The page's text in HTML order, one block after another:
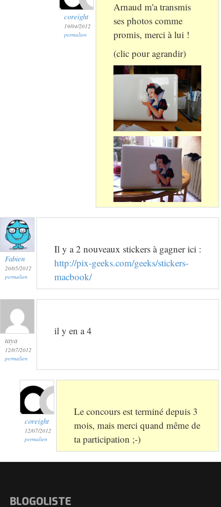
coreight
19/04/2012
permalien
Arnaud m'a transmis
ses photos comme
promis, merci à lui !
(clic pour agrandir)
Fabien
20/05/2012
permalien
Il y a 2 nouveaux stickers à gagner ici :
http://pix-geeks.com/geeks/stickers-
macbook/
taya
12/07/2012
permalien
il y en a 4
coreight
12/07/2012
permalien
Le concours est terminé depuis 3
mois, mais merci quand même de
ta participation ;-)
BLOGOLISTE